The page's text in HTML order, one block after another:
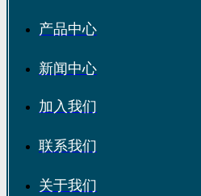
产品中心
新闻中心
加入我们
联系我们
关于我们